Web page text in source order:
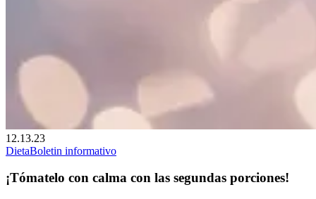
12.13.23
DietaBoletin informativo
¡Tómatelo con calma con las segundas porciones!